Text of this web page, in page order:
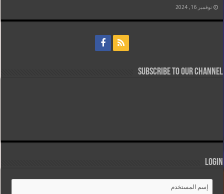
نوفمبر 16, 2024
Subscribe to our Channel
Login